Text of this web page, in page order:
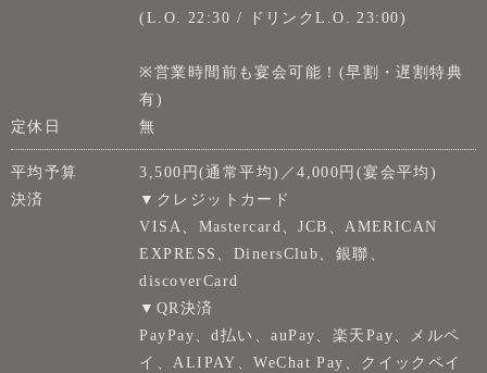
(L.O. 22:30 / ドリンクL.O. 23:00)
※営業時間前も宴会可能！(早割・遅割特典
有)
定休日
無
平均予算
3,500円(通常平均)／4,000円(宴会平均)
決済
▼クレジットカード
VISA、Mastercard、JCB、AMERICAN
EXPRESS、DinersClub、銀聯、
discoverCard
▼QR決済
PayPay、d払い、auPay、楽天Pay、メルペ
イ、ALIPAY、WeChat Pay、クイックペイ